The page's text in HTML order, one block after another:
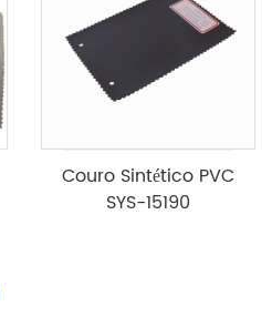
Couro Sintético PVC
SYS-15190